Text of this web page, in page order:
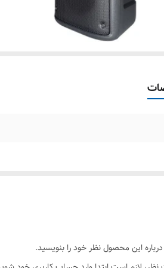
این محصول نظر خود را بنویسید.